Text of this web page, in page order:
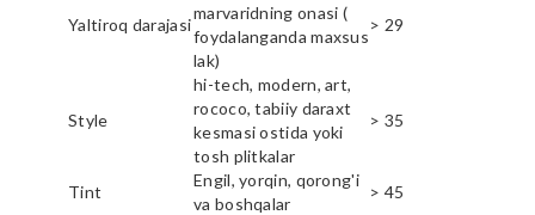
Yaltiroq darajasi
marvaridning onasi (
foydalanganda maxsus
lak)
> 29
Style
hi-tech, modern, art,
rococo, tabiiy daraxt
kesmasi ostida yoki
tosh plitkalar
> 35
Tint
Engil, yorqin, qorong'i
va boshqalar
> 45